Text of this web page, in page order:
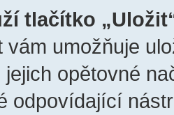
tlačítko
vám umožňuje
opětovné
odpovídající